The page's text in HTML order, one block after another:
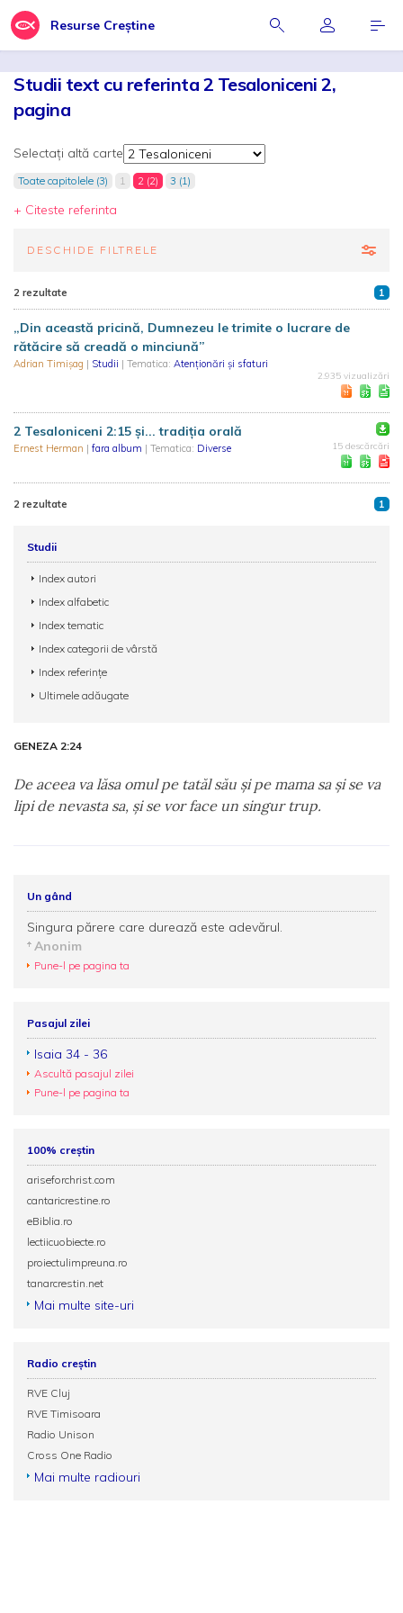
Resurse Creștine
Studii text cu referinta 2 Tesaloniceni 2,
pagina
Selectați altă carte
Toate capitolele (3) 1 2 (2) 3 (1)
+ Citeste referinta
DESCHIDE FILTRELE
2 rezultate 1
„Din această pricină, Dumnezeu le trimite o lucrare de
rătăcire să creadă o minciună”
Adrian Timișag | Studii | Tematica: Atenționări și sfaturi
2.935 vizualizări
2 Tesaloniceni 2:15 și... tradiția orală
Ernest Herman | fara album | Tematica: Diverse 15 descărcări
2 rezultate 1
Studii
Index autori
Index alfabetic
Index tematic
Index categorii de vârstă
Index referințe
Ultimele adăugate
GENEZA 2:24
De aceea va lăsa omul pe tatăl său şi pe mama sa şi se va
lipi de nevasta sa, şi se vor face un singur trup.
Un gând
Singura părere care durează este adevărul.
Anonim
Pune-l pe pagina ta
Pasajul zilei
Isaia 34 - 36
Ascultă pasajul zilei
Pune-l pe pagina ta
100% creștin
ariseforchrist.com
cantaricrestine.ro
eBiblia.ro
lectiicuobiecte.ro
proiectulimpreuna.ro
tanarcrestin.net
Mai multe site-uri
Radio creștin
RVE Cluj
RVE Timisoara
Radio Unison
Cross One Radio
Mai multe radiouri